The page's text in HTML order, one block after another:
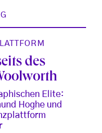
des
Elite:
Hoghe und